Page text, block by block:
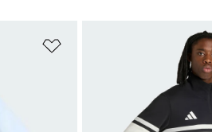
Añadir a la lista de deseos